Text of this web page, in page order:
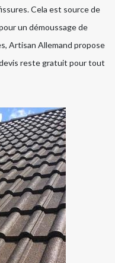
Cela est source de
un démoussage de
Artisan Allemand propose
reste gratuit pour tout